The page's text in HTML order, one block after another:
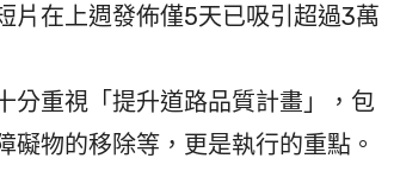
片在上週發佈僅5天已吸引超過3萬
重視「提升道路品質計畫」，包
物的移除等，更是執行的重點。